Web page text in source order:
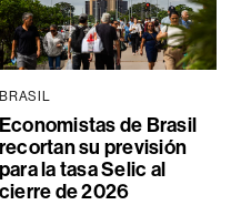
BRASIL
Economistas de Brasil
recortan su previsión
para la tasa Selic al
cierre de 2026